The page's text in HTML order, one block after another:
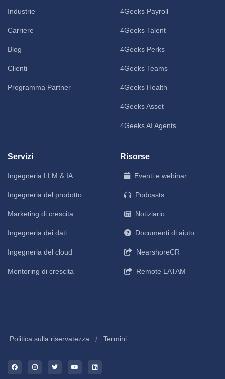
Industrie
Carriere
Blog
Clienti
Programma Partner
4Geeks Payroll
4Geeks Talent
4Geeks Perks
4Geeks Teams
4Geeks Health
4Geeks Asset
4Geeks AI Agents
Servizi
Ingegneria LLM & IA
Ingegneria del prodotto
Marketing di crescita
Ingegneria dei dati
Ingegneria del cloud
Mentoring di crescita
Risorse
Eventi e webinar
Podcasts
Notiziario
Documenti di aiuto
NearshoreCR
Remote LATAM
Politica sulla riservatezza / Termini